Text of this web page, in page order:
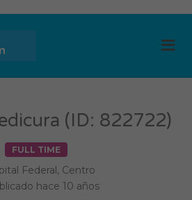
(ID: 822722)
FULL TIME
Federal, Centro
hace 10 años